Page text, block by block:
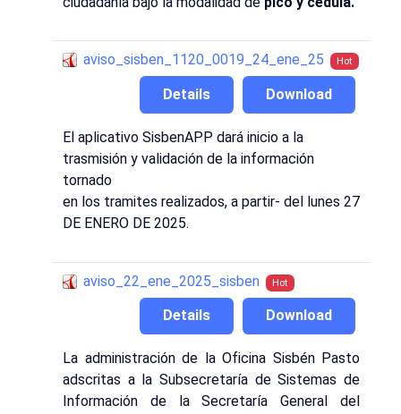
aviso_sisben_1120_0019_24_ene_25 Hot
Download
Details
El aplicativo SisbenAPP dará inicio a la
trasmisión y validación de la información
tornado
en los tramites realizados, a partir- del lunes 27
DE ENERO DE 2025.
aviso_22_ene_2025_sisben Hot
Download
Details
La administración de la Oficina Sisbén Pasto
adscritas a la Subsecretaría de Sistemas de
Información de la Secretaría General del